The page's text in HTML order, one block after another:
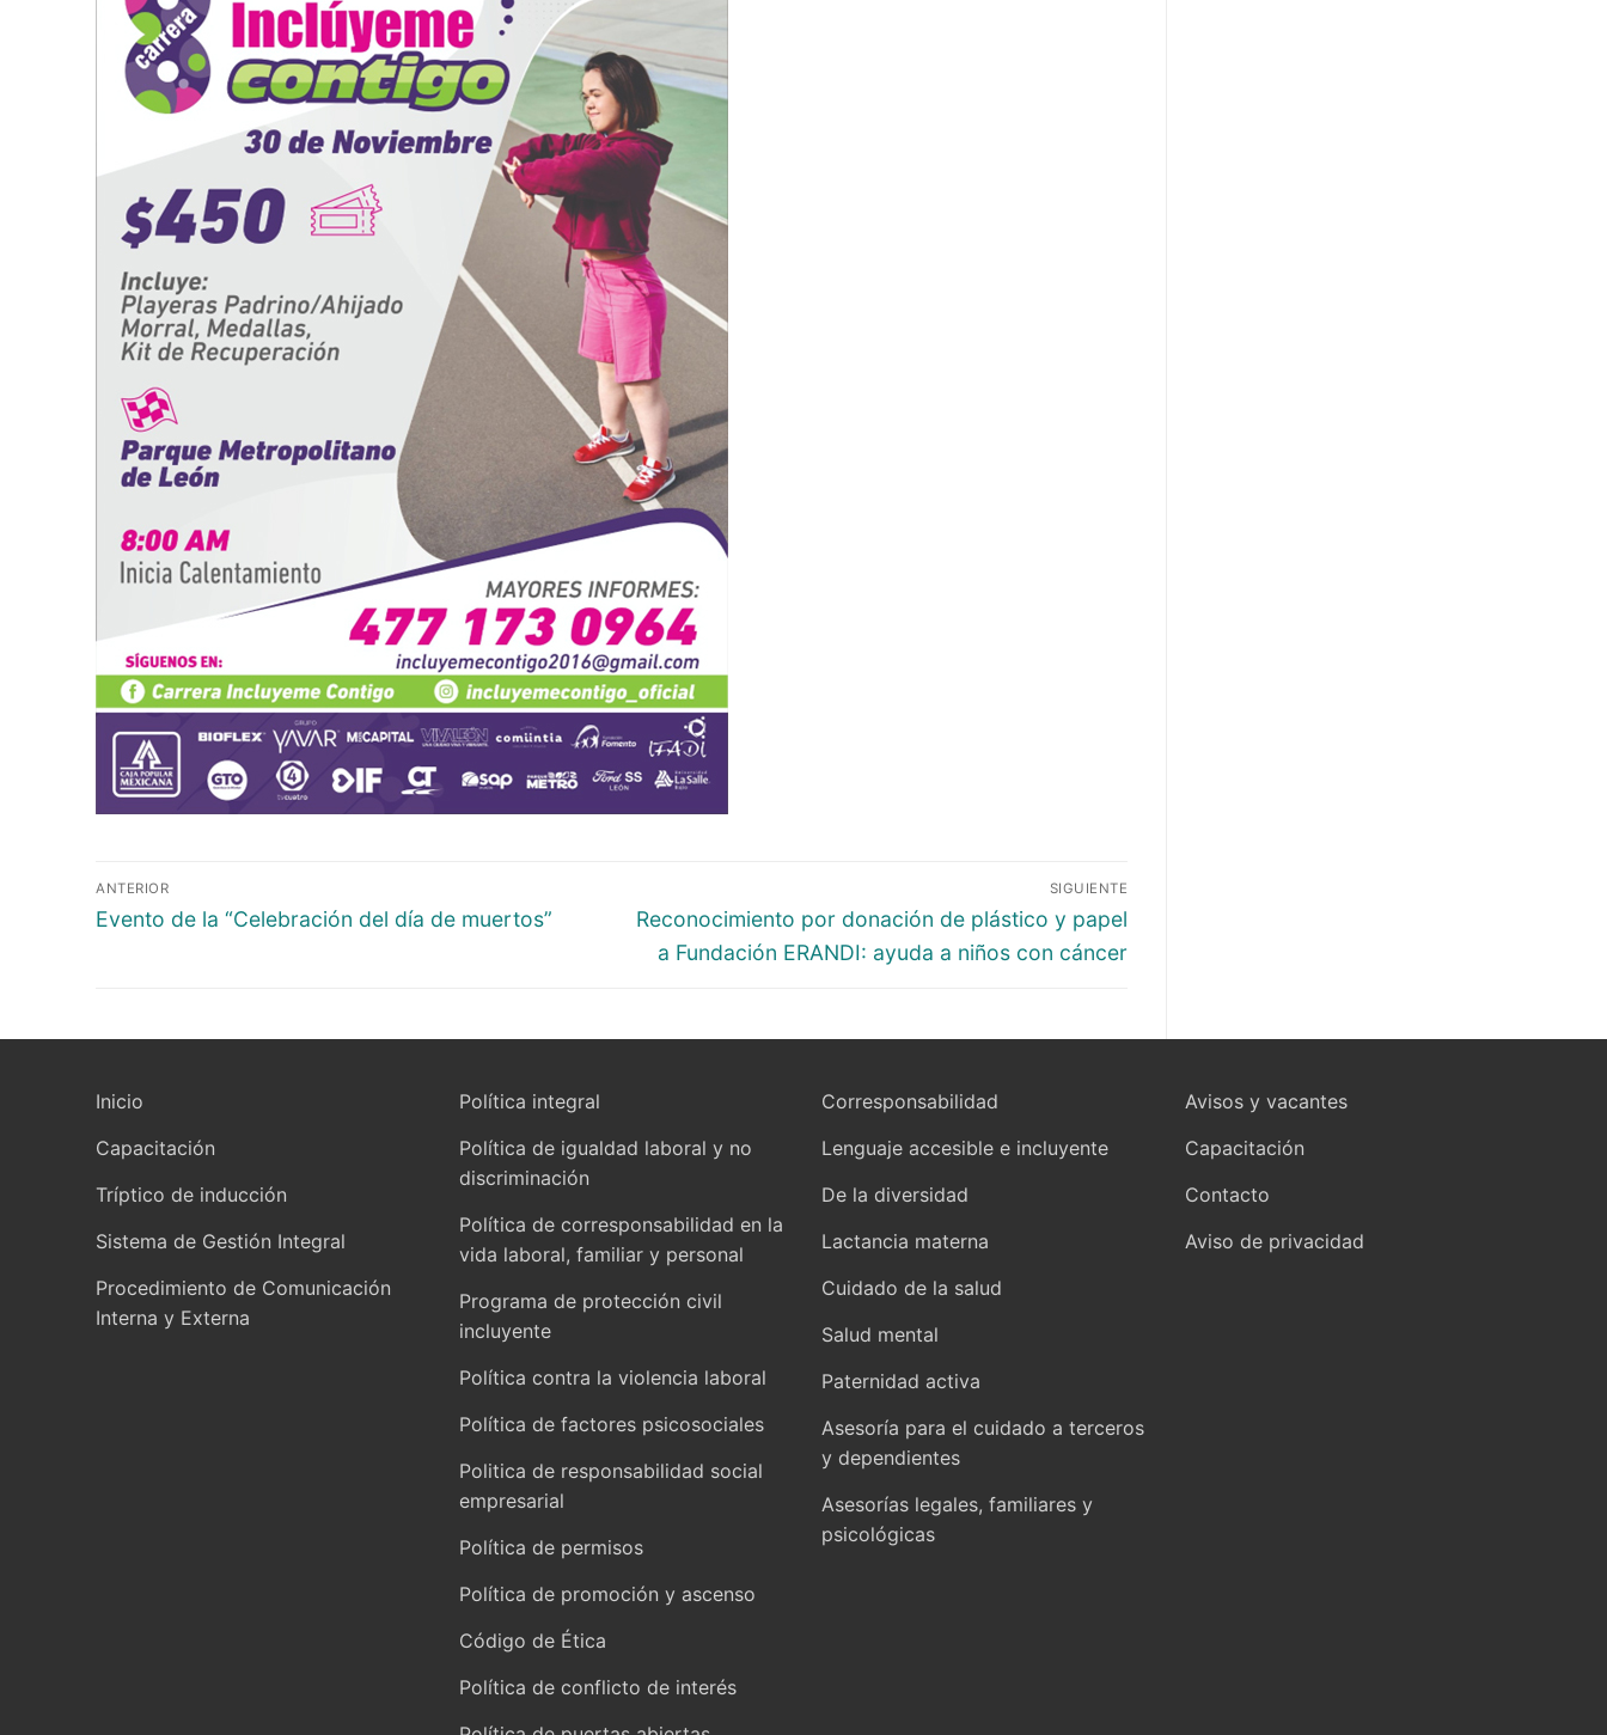
ANTERIOR
Evento de la “Celebración del día de muertos”
SIGUIENTE
Reconocimiento por donación de plástico y papel
a Fundación ERANDI: ayuda a niños con cáncer
Inicio
Capacitación
Tríptico de inducción
Sistema de Gestión Integral
Procedimiento de Comunicación
Interna y Externa
Política integral
Política de igualdad laboral y no
discriminación
Política de corresponsabilidad en la
vida laboral, familiar y personal
Programa de protección civil
incluyente
Política contra la violencia laboral
Política de factores psicosociales
Politica de responsabilidad social
empresarial
Política de permisos
Política de promoción y ascenso
Código de Ética
Política de conflicto de interés
Corresponsabilidad
Lenguaje accesible e incluyente
De la diversidad
Lactancia materna
Cuidado de la salud
Salud mental
Paternidad activa
Asesoría para el cuidado a terceros
y dependientes
Asesorías legales, familiares y
psicológicas
Avisos y vacantes
Capacitación
Contacto
Aviso de privacidad